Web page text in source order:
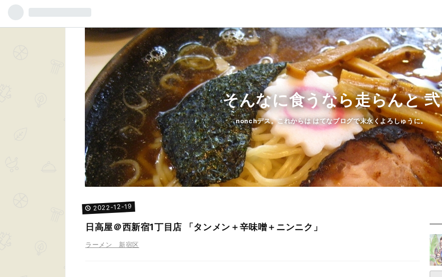
そんなに食うなら走らんと 弐
nonchデス。これからは はてなブログで末永くよろしゅうに。
2022-12-19
日高屋＠西新宿1丁目店 「タンメン＋辛味噌＋ニンニク」
ラーメン 新宿区